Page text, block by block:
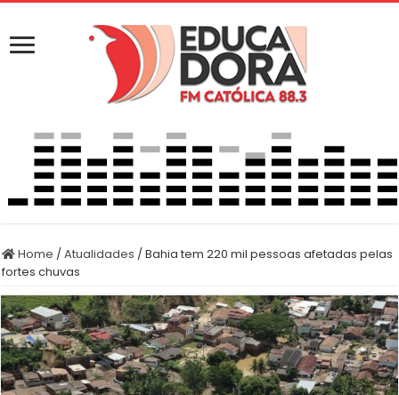
Home /Atualidades /Bahia tem 220 mil pessoas afetadas pelas
fortes chuvas